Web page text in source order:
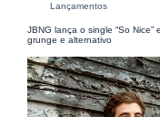
Lançamentos
JBNG lança o single “So
grunge e alternativo